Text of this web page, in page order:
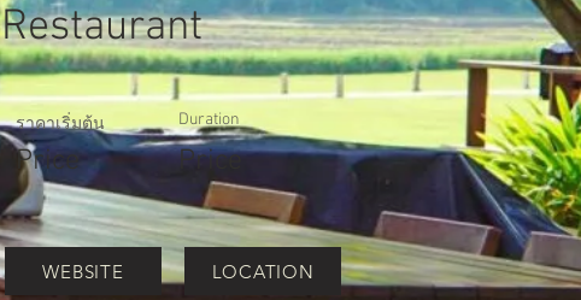
Restaurant
ราคาเริ่มต้น
Price
Duration
Price
WEBSITE LOCATION